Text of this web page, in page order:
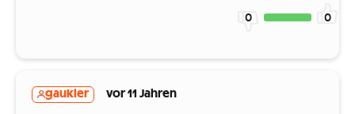
0 0
gaukler vor 11 Jahren